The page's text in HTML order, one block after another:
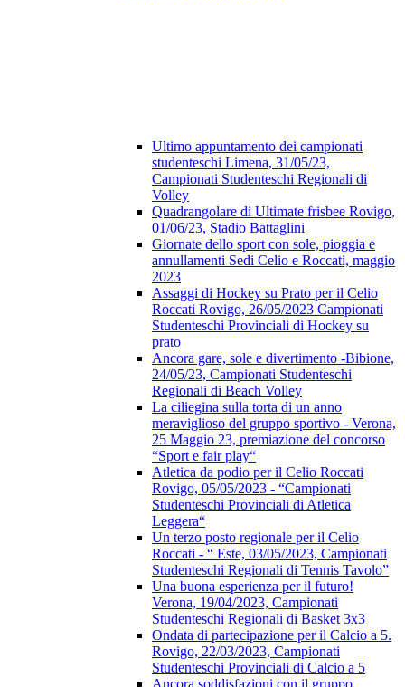
Ultimo appuntamento dei campionati
studenteschi Limena, 31/05/23,
Campionati Studenteschi Regionali di
Volley
Quadrangolare di Ultimate frisbee Rovigo,
01/06/23, Stadio Battaglini
Giornate dello sport con sole, pioggia e
annullamenti Sedi Celio e Roccati, maggio
2023
Assaggi di Hockey su Prato per il Celio
Roccati Rovigo, 26/05/2023 Campionati
Studenteschi Provinciali di Hockey su
prato
Ancora gare, sole e divertimento -Bibione,
24/05/23, Campionati Studenteschi
Regionali di Beach Volley
La ciliegina sulla torta di un anno
meraviglioso del gruppo sportivo - Verona,
25 Maggio 23, premiazione del concorso
“Sport e fair play“
Atletica da podio per il Celio Roccati
Rovigo, 05/05/2023 - “Campionati
Studenteschi Provinciali di Atletica
Leggera“
Un terzo posto regionale per il Celio
Roccati - “ Este, 03/05/2023, Campionati
Studenteschi Regionali di Tennis Tavolo”
Una buona esperienza per il futuro!
Verona, 19/04/2023, Campionati
Studenteschi Regionali di Basket 3x3
Ondata di partecipazione per il Calcio a 5.
Rovigo, 22/03/2023, Campionati
Studenteschi Provinciali di Calcio a 5